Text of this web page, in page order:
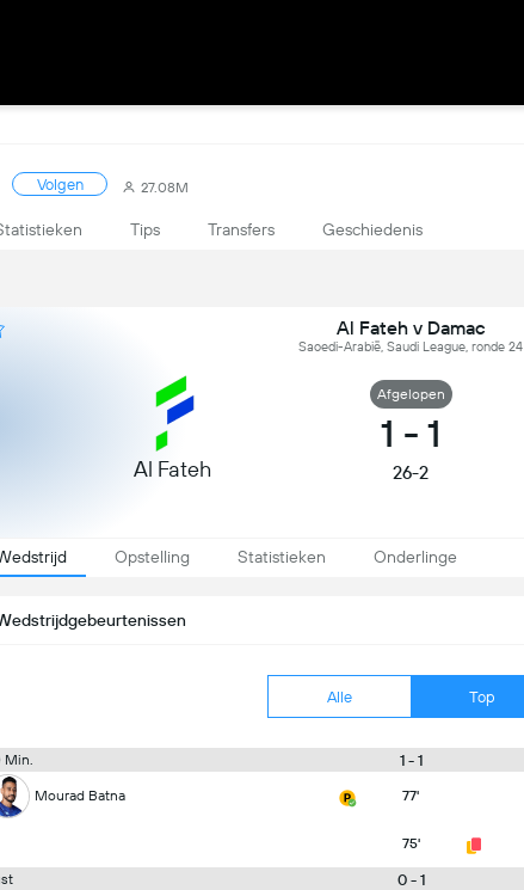
Volgen 27.08M
Tips Transfers Geschiedenis
Al Fateh v Damac
Saoedi-Arabië, Saudi League, ronde 24
Al Fateh
Afgelopen
1 - 1
26-2
Opstelling Statistieken Onderlinge
Alle Top
Min. 1 - 1
Mourad Batna 77'
75'
0 - 1